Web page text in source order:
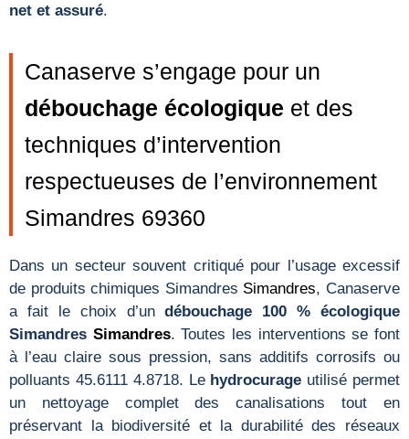
net et assuré.
Canaserve s’engage pour un
débouchage écologique et des
techniques d’intervention
respectueuses de l’environnement
Simandres 69360
Dans un secteur souvent critiqué pour l’usage excessif
de produits chimiques Simandres Simandres, Canaserve
a fait le choix d’undébouchage 100 % écologique
Simandres Simandres. Toutes les interventions se font
à l’eau claire sous pression, sans additifs corrosifs ou
polluants 45.6111 4.8718. Le hydrocurage utilisé permet
un nettoyage complet des canalisations tout en
préservant la biodiversité et la durabilité des réseaux